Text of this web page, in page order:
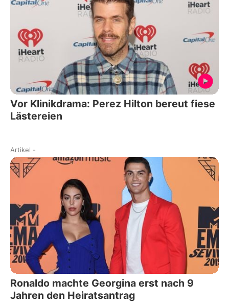
Vor Klinikdrama: Perez Hilton bereut fiese
Lästereien
Artikel -
Ronaldo machte Georgina erst nach 9
Jahren den Heiratsantrag